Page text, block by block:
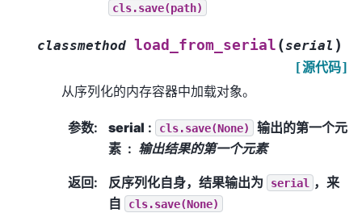
cls.save(path)
classmethod load_from_serial (serial )
[源代码]
从序列化的内存容器中加载对象。
参数: serial : cls.save(None)
输出的第一个元
素
输出结果的第一个元素
返回: 反序列化自身，结果输出为 serial
，来
自
cls.save(None)